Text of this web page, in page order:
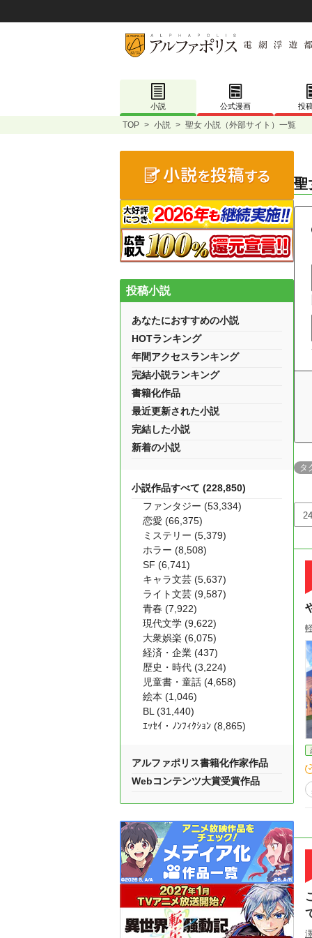
小説 公式漫画 投
TOP > 小説 > 聖女 小説（外部サイト）一覧
聖
タ
投稿小説
あなたにおすすめの小説
HOTランキング
年間アクセスランキング
完結小説ランキング
書籍化作品
最近更新された小説
完結した小説
新着の小説
小説作品すべて (228,850)
ファンタジー (53,334)
恋愛 (66,375)
ミステリー (5,379)
ホラー (8,508)
SF (6,741)
キャラ文芸 (5,637)
ライト文芸 (9,587)
青春 (7,922)
現代文学 (9,622)
大衆娯楽 (6,075)
経済・企業 (437)
歴史・時代 (3,224)
児童書・童話 (4,658)
絵本 (1,046)
BL (31,440)
ｴｯｾｲ・ﾉﾝﾌｨｸｼｮﾝ (8,865)
アルファポリス書籍化作家作品
Webコンテンツ大賞受賞作品